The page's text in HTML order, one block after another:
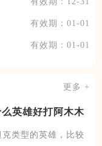
有效期：01-01
有效期：01-01
更多 +
英雄好打阿木木
类型的英雄，比较